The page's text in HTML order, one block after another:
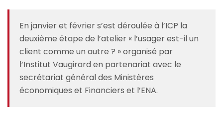
En janvier et février s’est déroulée à l’ICP la
deuxième étape de l’atelier « l’usager est-il un
client comme un autre ? » organisé par
l’Institut Vaugirard en partenariat avec le
secrétariat général des Ministères
économiques et Financiers et l’ENA.